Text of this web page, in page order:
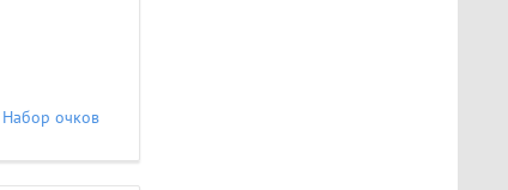
Набор очков